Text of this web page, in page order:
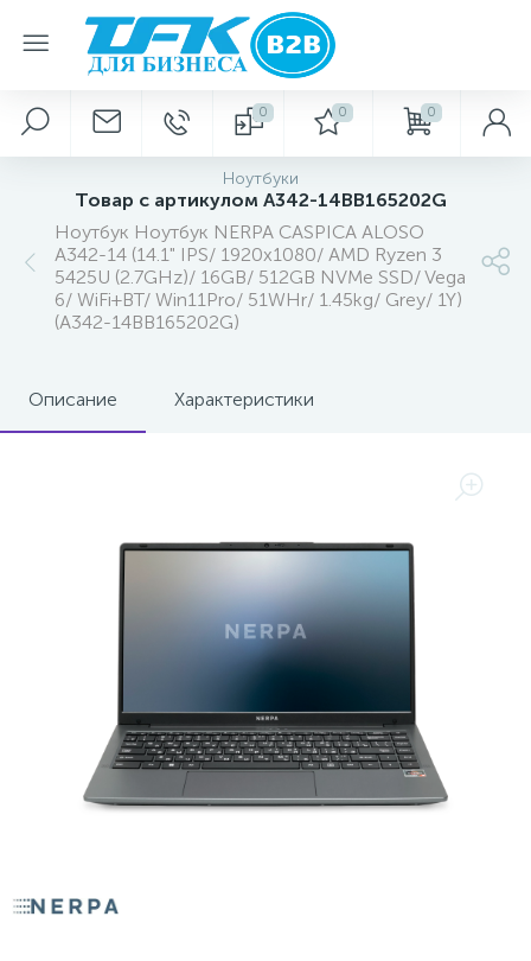
0 0 0
Ноутбуки
Товар с артикулом A342-14BB165202G
Ноутбук Ноутбук NERPA CASPICA ALOSO
A342-14 (14.1" IPS/ 1920x1080/ AMD Ryzen 3
5425U (2.7GHz)/ 16GB/ 512GB NVMe SSD/ Vega
6/ WiFi+BT/ Win11Pro/ 51WHr/ 1.45kg/ Grey/ 1Y)
(A342-14BB165202G)
Описание Характеристики